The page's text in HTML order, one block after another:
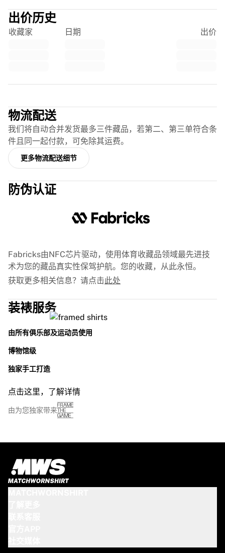
Cricket Ireland
查看全部板球
冰球
Team Liquid
参与方式
球衣装裱
球衣验证
My Collection
出价历史
收藏家 日期 出价
物流配送
我们将自动合并发货最多三件藏品，若第二、第三单符合条
件且同一起付款，可免除其运费。
更多物流配送细节
防伪认证
Fabricks由NFC芯片驱动，使用体育收藏品领域最先进技
术为您的藏品真实性保驾护航。您的收藏，从此永恒。
获取更多相关信息？请点击此处
装裱服务
由所有俱乐部及运动员使用
博物馆级
独家手工打造
点击这里，了解详情
由为您独家带来